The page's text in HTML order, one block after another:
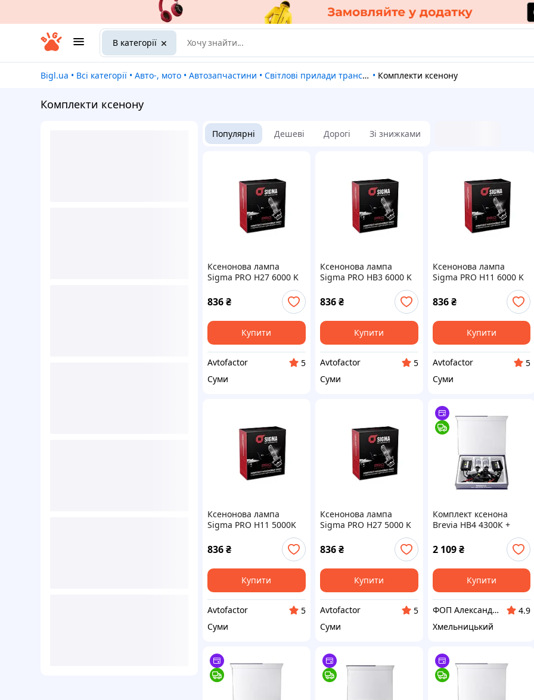
В категорії
Bigl.ua • Всі категорії • Авто-, мото • Автозапчастини • Світлові прилади транспорту • Комплекти ксенону
Комплекти ксенону
Популярні Дешеві Дорогі Зі знижками
Ксенонова лампа
Sigma PRO H27 6000 K
836₴
Купити
Avtofactor
5
Суми
Ксенонова лампа
Sigma PRO HB3 6000 K
836₴
Купити
Avtofactor
5
Суми
Ксенонова лампа
Sigma PRO H11 6000 K
836 ₴
Купити
Avtofactor
5
Суми
Ксенонова лампа
Sigma PRO H11 5000K
836₴
Купити
Avtofactor
5
Суми
Ксенонова лампа
Sigma PRO H27 5000 K
836₴
Купити
Avtofactor
5
Суми
Комплект ксенона
Brevia HB4 4300К +
2 109 ₴
Купити
ФОП Александрова Ірина Анатоліївна
4.9
Хмельницький